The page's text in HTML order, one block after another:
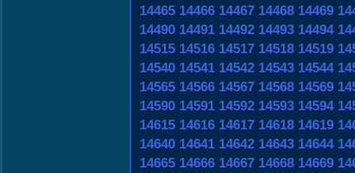
14465 14466 14467 14468 14469
14490 14491 14492 14493 14494
14515 14516 14517 14518 14519
14540 14541 14542 14543 14544
14565 14566 14567 14568 14569
14590 14591 14592 14593 14594
14615 14616 14617 14618 14619
14640 14641 14642 14643 14644
14665 14666 14667 14668 14669